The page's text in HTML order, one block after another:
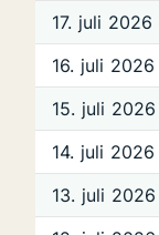
17. juli 2026
16. juli 2026
15. juli 2026
14. juli 2026
13. juli 2026